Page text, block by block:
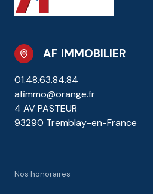
AF IMMOBILIER
01.48.63.84.84
afimmo@orange.fr
4 AV PASTEUR
93290 Tremblay-en-France
Nos honoraires